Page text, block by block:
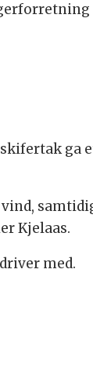
ga
Kjelaas.
med.